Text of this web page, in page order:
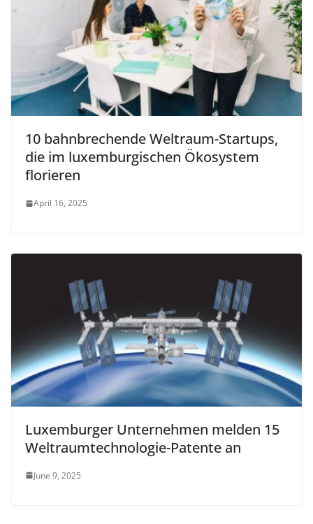
10 bahnbrechende Weltraum-Startups,
die im luxemburgischen Ökosystem
florieren
April 16, 2025
Luxemburger Unternehmen melden 15
Weltraumtechnologie-Patente an
June 9, 2025